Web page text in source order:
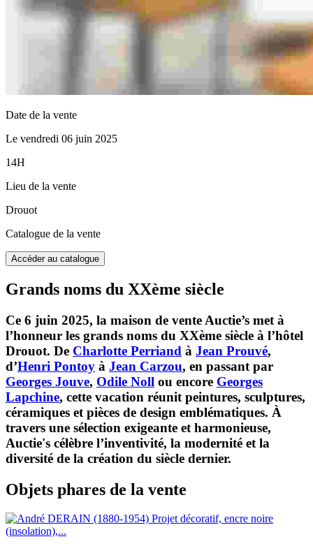
Date de la vente
Le vendredi 06 juin 2025
14H
Lieu de la vente
Drouot
Catalogue de la vente
Accéder au catalogue
Grands noms du XXème siècle
Ce 6 juin 2025, la maison de vente Auctie’s met à
l’honneur les grands noms du XXème siècle à l’hôtel
Drouot. De Charlotte Perriand à Jean Prouvé,
d’Henri Pontoy à Jean Carzou, en passant par
Georges Jouve, Odile Noll ou encore Georges
Lapchine, cette vacation réunit peintures, sculptures,
céramiques et pièces de design emblématiques. À
travers une sélection exigeante et harmonieuse,
Auctie's célèbre l’inventivité, la modernité et la
diversité de la création du siècle dernier.
Objets phares de la vente